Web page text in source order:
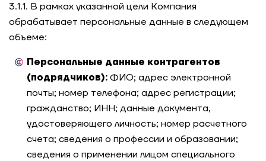
3.1.1. В рамках указанной цели Компания
обрабатывает персональные данные в следующем
объеме:
Персональные данные контрагентов
(подрядчиков): ФИО; адрес электронной
почты; номер телефона; адрес регистрации;
гражданство; ИНН; данные документа,
удостоверяющего личность; номер расчетного
счета; сведения о профессии и образовании;
сведения о применении лицом специального